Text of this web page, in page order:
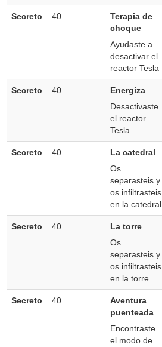
Secreto 40
Terapia de
choque
Ayudaste a
desactivar el
reactor Tesla
Secreto 40
Energiza
Desactivaste
el reactor
Tesla
Secreto 40
La catedral
Os
separasteis y
os infiltrasteis
en la catedral
Secreto 40
La torre
Os
separasteis y
os infiltrasteis
en la torre
Secreto 40
Aventura
puenteada
Encontraste
el modo de